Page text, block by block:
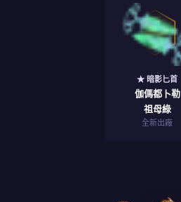
★ 暗影匕首
伽傌都卜勒
祖母綠
全新出廠